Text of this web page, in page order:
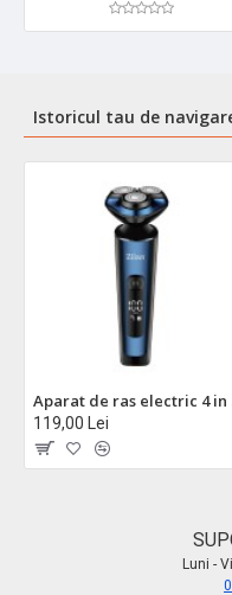
Istoricul tau de
119,00 Lei
Luni -